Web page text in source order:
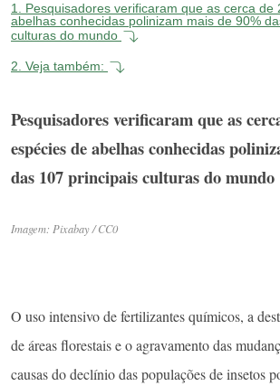
1.
Pesquisadores verificaram que as cerca de
abelhas conhecidas polinizam mais de 90%
culturas do mundo
2. Veja também:
Pesquisadores verificaram que as
espécies de abelhas conhecidas
das 107 principais culturas do mundo
Imagem: Pixabay / CC0
O uso intensivo de fertilizantes químicos, a
de áreas florestais e o agravamento das
causas do declínio das populações de insetos